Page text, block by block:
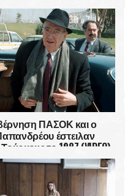
ΠΑΣΟΚ και ο
έστειλαν
Τούρκους το 1987 (VIDEO)